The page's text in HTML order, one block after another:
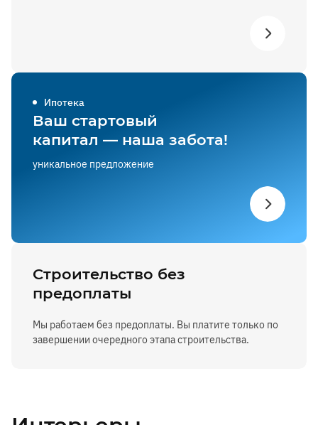
Ипотека
Ваш стартовый
капитал — наша забота!
уникальное предложение
Строительство без
предоплаты
Мы работаем без предоплаты. Вы платите только по
завершении очередного этапа строительства.